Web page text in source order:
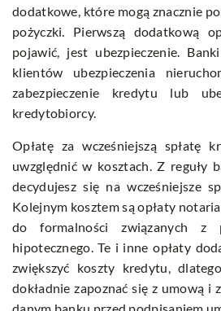
dodatkowe, które mogą znacznie
pożyczki. Pierwszą dodatkową
pojawić, jest ubezpieczenie.
klientów ubezpieczenia
zabezpieczenie kredytu lub
kredytobiorcy.
Opłatę za wcześniejszą spłatę
uwzględnić w kosztach. Z reguły
decydujesz się na wcześniejsze
Kolejnym kosztem są opłaty
do formalności związanych z
hipotecznego. Te i inne opłaty
zwiększyć koszty kredytu,
dokładnie zapoznać się z umową i